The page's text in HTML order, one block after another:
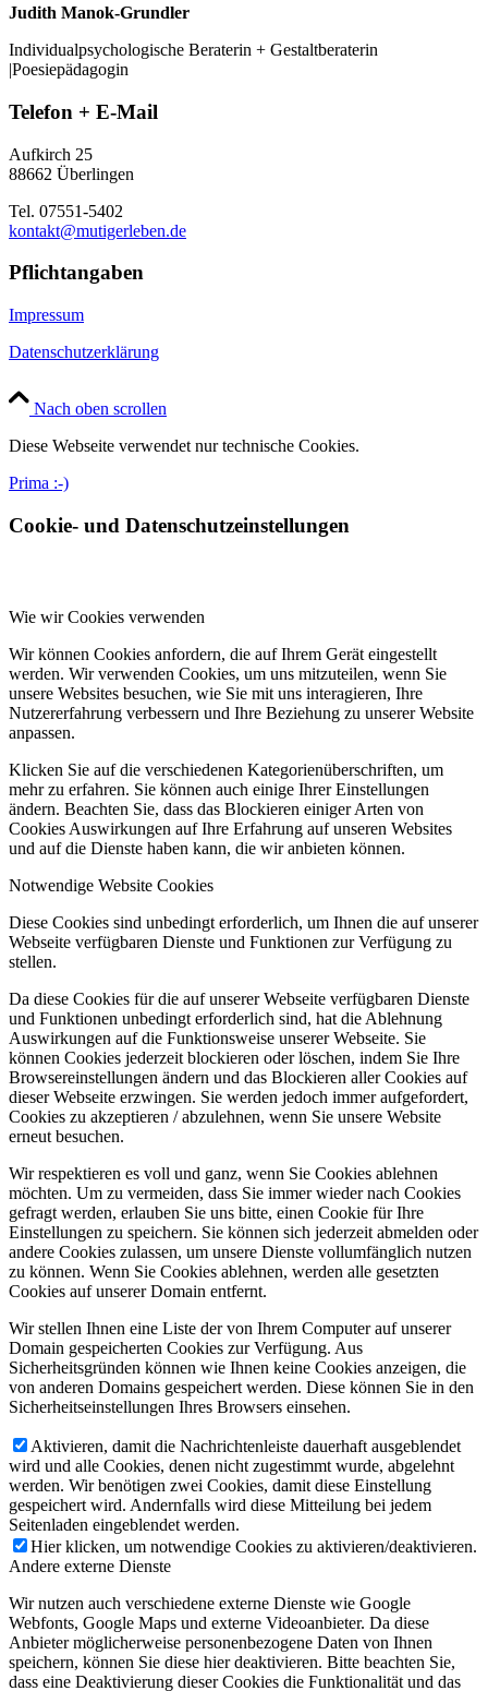
Judith Manok-Grundler
Individualpsychologische Beraterin + Gestaltberaterin
|Poesiepädagogin
Telefon + E-Mail
Aufkirch 25
88662 Überlingen
Tel. 07551-5402
kontakt@mutigerleben.de
Pflichtangaben
Impressum
Datenschutzerklärung
Nach oben scrollen
Diese Webseite verwendet nur technische Cookies.
Prima :-)
Cookie- und Datenschutzeinstellungen
Wie wir Cookies verwenden
Wir können Cookies anfordern, die auf Ihrem Gerät eingestellt
werden. Wir verwenden Cookies, um uns mitzuteilen, wenn Sie
unsere Websites besuchen, wie Sie mit uns interagieren, Ihre
Nutzererfahrung verbessern und Ihre Beziehung zu unserer Website
anpassen.
Klicken Sie auf die verschiedenen Kategorienüberschriften, um
mehr zu erfahren. Sie können auch einige Ihrer Einstellungen
ändern. Beachten Sie, dass das Blockieren einiger Arten von
Cookies Auswirkungen auf Ihre Erfahrung auf unseren Websites
und auf die Dienste haben kann, die wir anbieten können.
Notwendige Website Cookies
Diese Cookies sind unbedingt erforderlich, um Ihnen die auf unserer
Webseite verfügbaren Dienste und Funktionen zur Verfügung zu
stellen.
Da diese Cookies für die auf unserer Webseite verfügbaren Dienste
und Funktionen unbedingt erforderlich sind, hat die Ablehnung
Auswirkungen auf die Funktionsweise unserer Webseite. Sie
können Cookies jederzeit blockieren oder löschen, indem Sie Ihre
Browsereinstellungen ändern und das Blockieren aller Cookies auf
dieser Webseite erzwingen. Sie werden jedoch immer aufgefordert,
Cookies zu akzeptieren / abzulehnen, wenn Sie unsere Website
erneut besuchen.
Wir respektieren es voll und ganz, wenn Sie Cookies ablehnen
möchten. Um zu vermeiden, dass Sie immer wieder nach Cookies
gefragt werden, erlauben Sie uns bitte, einen Cookie für Ihre
Einstellungen zu speichern. Sie können sich jederzeit abmelden oder
andere Cookies zulassen, um unsere Dienste vollumfänglich nutzen
zu können. Wenn Sie Cookies ablehnen, werden alle gesetzten
Cookies auf unserer Domain entfernt.
Wir stellen Ihnen eine Liste der von Ihrem Computer auf unserer
Domain gespeicherten Cookies zur Verfügung. Aus
Sicherheitsgründen können wie Ihnen keine Cookies anzeigen, die
von anderen Domains gespeichert werden. Diese können Sie in den
Sicherheitseinstellungen Ihres Browsers einsehen.
Aktivieren, damit die Nachrichtenleiste dauerhaft ausgeblendet
wird und alle Cookies, denen nicht zugestimmt wurde, abgelehnt
werden. Wir benötigen zwei Cookies, damit diese Einstellung
gespeichert wird. Andernfalls wird diese Mitteilung bei jedem
Seitenladen eingeblendet werden.
Hier klicken, um notwendige Cookies zu aktivieren/deaktivieren.
Andere externe Dienste
Wir nutzen auch verschiedene externe Dienste wie Google
Webfonts, Google Maps und externe Videoanbieter. Da diese
Anbieter möglicherweise personenbezogene Daten von Ihnen
speichern, können Sie diese hier deaktivieren. Bitte beachten Sie,
dass eine Deaktivierung dieser Cookies die Funktionalität und das